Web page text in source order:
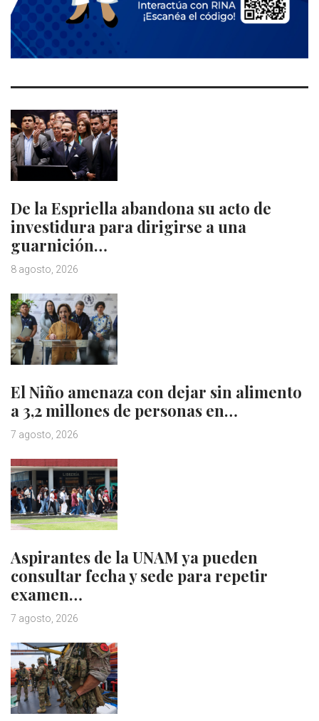
De la Espriella abandona su acto de
investidura para dirigirse a una
guarnición…
8 agosto, 2026
El Niño amenaza con dejar sin alimento
a 3,2 millones de personas en…
7 agosto, 2026
Aspirantes de la UNAM ya pueden
consultar fecha y sede para repetir
examen…
7 agosto, 2026